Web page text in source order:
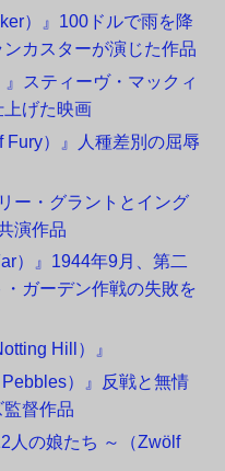
）』100ドルで雨を降
カスターが演じた作品
』スティーヴ・マックィ
げた映画
Fury）』人種差別の屈辱
ー・グラントとイング
演作品
）』1944年9月、第二
ガーデン作戦の失敗を
Hill）』
Pebbles）』反戦と無情
督作品
人の娘たち ～（Zwölf